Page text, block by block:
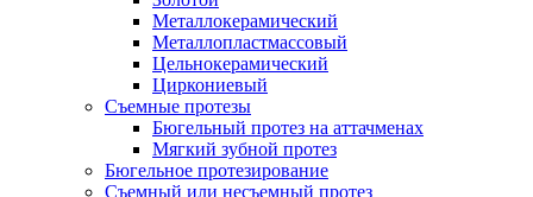
Металлокерамический
Металлопластмассовый
Цельнокерамический
Циркониевый
Съемные протезы
Бюгельный протез на аттачменах
Мягкий зубной протез
Бюгельное протезирование
Съемный или несъемный протез